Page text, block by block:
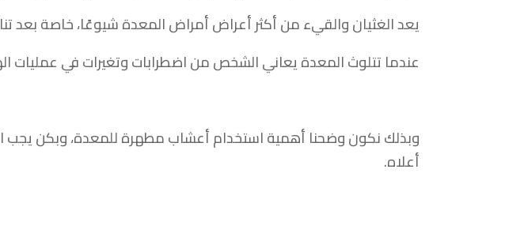
يعد الغثيان والقيء من أكثر أعراض أمراض المعدة شيوعًا، خاصة بعد
عندما تتلوث المعدة يعاني الشخص من اضطرابات وتغيرات في عمليات
وبذلك نكون وضحنا أهمية استخدام أعشاب مطهرة للمعدة، وبكن يجب
أعلاه.